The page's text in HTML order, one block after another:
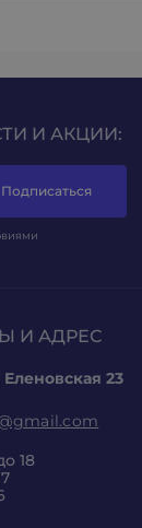
И АКЦИИ:
Подписаться
И АДРЕС
Еленовская 23
18